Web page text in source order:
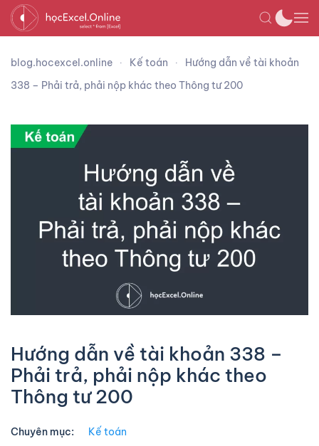
blog.hocexcel.online Kế toán
Hướng dẫn về tài khoản
338 – Phải trả, phải nộp khác theo Thông tư 200
Hướng dẫn về tài khoản 338 –
Phải trả, phải nộp khác theo
Thông tư 200
Chuyên mục: Kế toán